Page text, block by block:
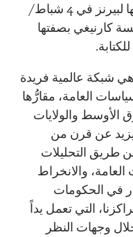
ستستمر ماثيوز، بعد تسليم منصبها لبيرنز في 4 شباط/
مؤسسة كارنيغي بصفتها
هي شبكة عالمية فريدة
العامة، مقارُّها
الأوسط والولايات
عن قرن من
طريق التحليلات
والانخراط
في الحكومات
التي تعمل يداً
وجهات النظر